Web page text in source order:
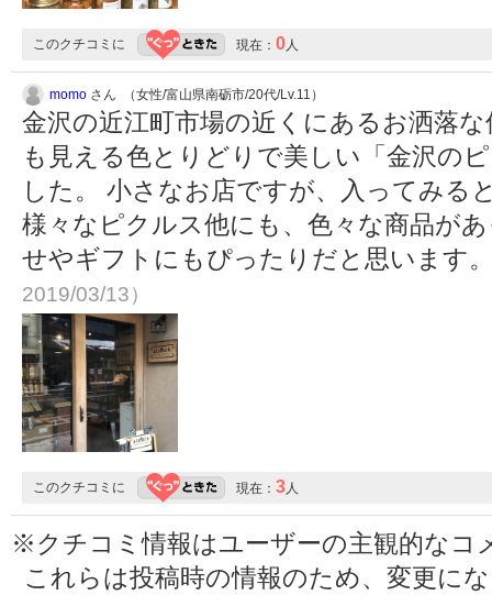
このクチコミに 現在： 0 人
momo さん （女性/富山県南砺市/20代/Lv.11）
金沢の近江町市場の近くにあるお洒落
も見える色とりどりで美しい「金沢の
した。 小さなお店ですが、入ってみる
様々なピクルス他にも、色々な商品が
せやギフトにもぴったりだと思います
2019/03/13）
このクチコミに 現在： 3 人
※クチコミ情報はユーザーの主観的なコ
これらは投稿時の情報のため、変更に